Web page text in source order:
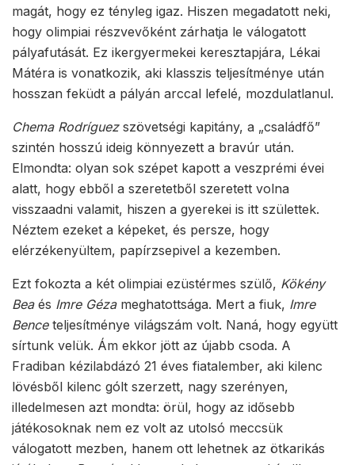
magát, hogy ez tényleg igaz. Hiszen megadatott neki,
hogy olimpiai részvevőként zárhatja le válogatott
pályafutását. Ez ikergyermekei keresztapjára, Lékai
Mátéra is vonatkozik, aki klasszis teljesítménye után
hosszan feküdt a pályán arccal lefelé, mozdulatlanul.
Chema Rodríguezszövetségi kapitány, a „családfő”
szintén hosszú ideig könnyezett a bravúr után.
Elmondta: olyan sok szépet kapott a veszprémi évei
alatt, hogy ebből a szeretetből szeretett volna
visszaadni valamit, hiszen a gyerekei is itt születtek.
Néztem ezeket a képeket, és persze, hogy
elérzékenyültem, papírzsepivel a kezemben.
Ezt fokozta a két olimpiai ezüstérmes szülő, Kökény
Beaés Imre Gézameghatottsága. Mert a fiuk, Imre
Benceteljesítménye világszám volt. Naná, hogy együtt
sírtunk velük. Ám ekkor jött az újabb csoda. A
Fradiban kézilabdázó 21 éves fiatalember, aki kilenc
lövésből kilenc gólt szerzett, nagy szerényen,
illedelmesen azt mondta: örül, hogy az idősebb
játékosoknak nem ez volt az utolsó meccsük
válogatott mezben, hanem ott lehetnek az ötkarikás